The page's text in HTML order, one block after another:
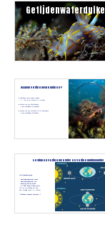
Getijdenwaterduike
Waarom getijdenwaterduiken?
Uitbreiden opties duiken Zeeland
> +/- 80 extra stekken om te duiken
Maken van een Noordzeeduik
> optie specialisatie Wrakduiken
Maken van een driftduik in NL of daarbuiten
> optie specialisatie Driftduiken
Begrippen getijdenwerking en getijdenduikplanning
Getijdenbeweging
- Aantrekkingskracht maan
- Aantrekkingskracht zon
- Draaiing van de aarde
- 2 x 24hr hoog & laag water
(50 min verschuiving per dag
door draaiing maan t.o.v aarde)
? Wanneer hoogste springtij ?